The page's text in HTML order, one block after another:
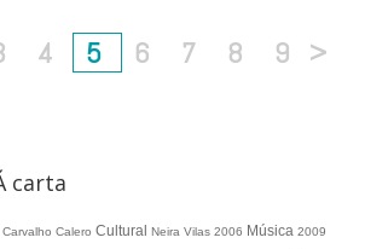
4 5 6 7 8 9 >
carta
Calero Cultural Neira Vilas 2006 Música 2009